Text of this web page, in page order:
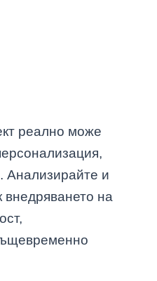
реално може
Анализирайте и
внедряването на